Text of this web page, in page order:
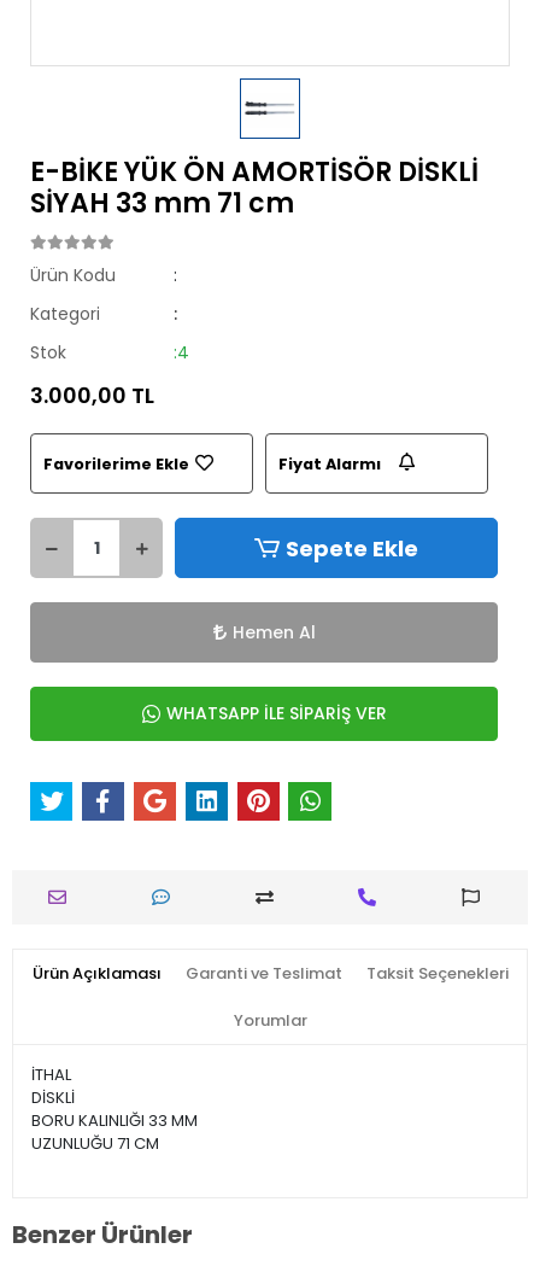
E-BİKE YÜK ÖN AMORTİSÖR DİSKLİ
SİYAH 33 mm 71 cm
Ürün Kodu
:
Kategori
:
Stok
:4
3.000,00 TL
Favorilerime Ekle Fiyat Alarmı
Sepete Ekle
Hemen Al
WHATSAPP İLE SİPARİŞ VER
Ürün Açıklaması Garanti ve Teslimat Taksit Seçenekleri
Yorumlar
İTHAL
DİSKLİ
BORU KALINLIĞI 33 MM
UZUNLUĞU 71 CM
Benzer Ürünler